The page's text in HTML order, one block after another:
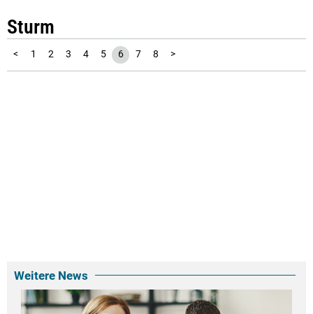
Sturm
< 1 2 3 4 5 6 7 8 >
Weitere News